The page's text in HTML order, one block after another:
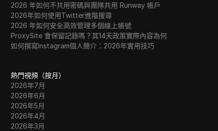
2026 年如何不共用密碼與團隊共用 Runway 帳戶
2026年如何使用Twitter進階搜尋
2026 年如何安全高效管理多個線上帳號
ProxySite 會保留記錄嗎？其14天政策實際內容為何
如何撰寫Instagram個人簡介：2026年實用技巧
熱門視頻（按月）
2026年7月
2026年6月
2026年5月
2026年4月
2026年3月